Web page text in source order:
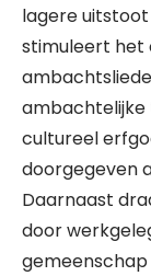
lagere uitstoot
stimuleert het
ambachtelijke
cultureel
doorgegeven
Daarnaast
door